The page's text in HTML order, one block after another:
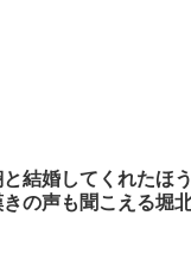
と結婚してくれたほ
の声も聞こえる堀